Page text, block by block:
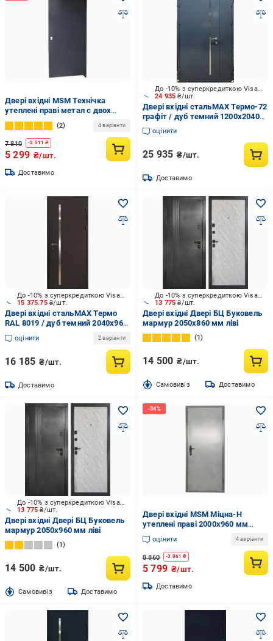
Двері вхідні MSM Технічка
утеплені праві метал с двох
сторін 0,4 мм порошкова фарба
2020х960 мм Антрацит (95559-
025359)
2 4 варіанти
7 810 -2 511 ₴
5 299 ₴/шт.
Доставимо
24 935₴/шт.
До -10% з суперкредиткою Visa Вигода
Двері вхідні стальMAX Термо-72
графіт / дуб темний 1200x2040
мм ліві
оцінити
25 935 ₴/шт.
Доставимо
15 375.75 ₴/шт.
До -10% з суперкредиткою Visa Вигода
Двері вхідні стальMAX Термо
RAL 8019 / дуб темний 2040х960
мм ліві
оцінити 2 варіанти
16 185 ₴/шт.
Доставимо
13 775₴/шт.
До -10% з суперкредиткою Visa Вигода
Двері вхідні Двері БЦ Буковель
мармур 2050х860 мм ліві
1
14 500 ₴/шт.
Cамовивіз Доставимо
13 775₴/шт.
До -10% з суперкредиткою Visa Вигода
Двері вхідні Двері БЦ Буковель
мармур 2050x960 мм ліві
1
14 500 ₴/шт.
Cамовивіз Доставимо
Двері вхідні MSM Міцна-Н
утеплені праві 2000х960 мм
Сірий (95092-0223)
оцінити 4 варіанти
8 860 -3 061 ₴
5 799 ₴/шт.
Доставимо